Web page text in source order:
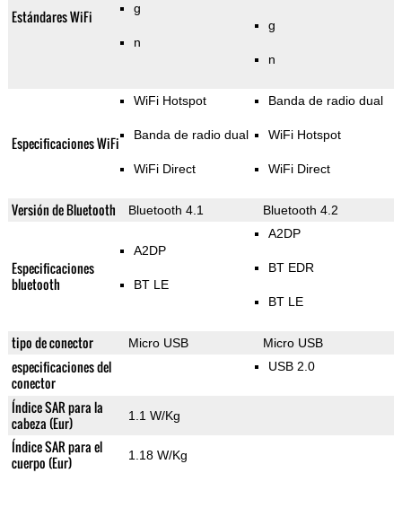
Estándares WiFi g
n
g
n
Especificaciones WiFi
WiFi Hotspot
Banda de radio dual
WiFi Direct
Banda de radio dual
WiFi Hotspot
WiFi Direct
Versión de Bluetooth Bluetooth 4.1 Bluetooth 4.2
Especificaciones
bluetooth
A2DP
BT LE
A2DP
BT EDR
BT LE
tipo de conector Micro USB Micro USB
especificaciones del
conector
USB 2.0
Índice SAR para la
cabeza (Eur)
1.1 W/Kg
Índice SAR para el
cuerpo (Eur)
1.18 W/Kg